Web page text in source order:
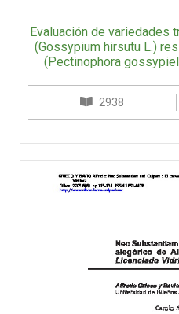
Evaluación de variedades
(Gossypium hirsutu L.)
(Pectinophora
2938